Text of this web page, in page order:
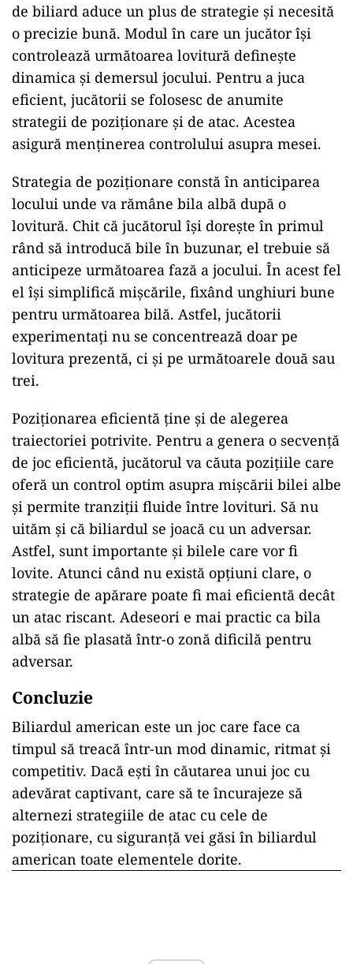
de biliard aduce un plus de strategie și necesită
o precizie bună. Modul în care un jucător își
controlează următoarea lovitură definește
dinamica și demersul jocului. Pentru a juca
eficient, jucătorii se folosesc de anumite
strategii de poziționare și de atac. Acestea
asigură menținerea controlului asupra mesei.
Strategia de poziționare constă în anticiparea
locului unde va rămâne bila albă după o
lovitură. Chit că jucătorul își dorește în primul
rând să introducă bile în buzunar, el trebuie să
anticipeze următoarea fază a jocului. În acest fel
el își simplifică mișcările, fixând unghiuri bune
pentru următoarea bilă. Astfel, jucătorii
experimentați nu se concentrează doar pe
lovitura prezentă, ci și pe următoarele două sau
trei.
Poziționarea eficientă ține și de alegerea
traiectoriei potrivite. Pentru a genera o secvență
de joc eficientă, jucătorul va căuta pozițiile care
oferă un control optim asupra mișcării bilei albe
și permite tranziții fluide între lovituri. Să nu
uităm și că biliardul se joacă cu un adversar.
Astfel, sunt importante și bilele care vor fi
lovite. Atunci când nu există opțiuni clare, o
strategie de apărare poate fi mai eficientă decât
un atac riscant. Adeseori e mai practic ca bila
albă să fie plasată într-o zonă dificilă pentru
adversar.
Concluzie
Biliardul american este un joc care face ca
timpul să treacă într-un mod dinamic, ritmat și
competitiv. Dacă ești în căutarea unui joc cu
adevărat captivant, care să te încurajeze să
alternezi strategiile de atac cu cele de
poziționare, cu siguranță vei găsi în biliardul
american toate elementele dorite.